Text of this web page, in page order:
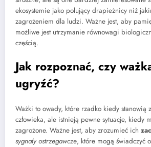
ekosystemie jako polujący drapieżnicy niż
zagrożeniem dla ludzi. Ważne jest, aby
możliwe jest utrzymanie równowagi
częścią.
Jak rozpoznać, czy
ugryźć?
Ważki to owady, które rzadko kiedy stanowią
człowieka, ale istnieją pewne sytuacje, kiedy
zagrożone. Ważne jest, aby zrozumieć ich
sygnały ostrzegawcze, które mogą świadczyć